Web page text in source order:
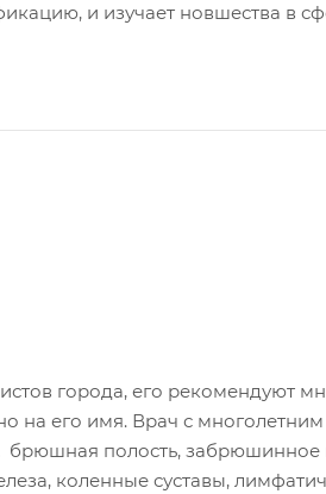
и изучает новшества в
города, его рекомендуют
на его имя. Врач с
брюшная полость, забрюшинное
коленные суставы,